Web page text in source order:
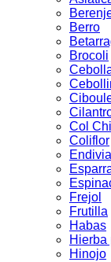
Berro
Brocoli
Col
Coliflor
Endivia
Frejol
Frutilla
Habas
Hierba
Hinojo